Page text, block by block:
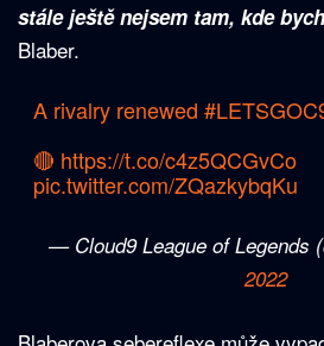
stále ještě nejsem tam, kde
Blaber.
A rivalry renewed
🔴 https://t.co/c4z5QCGvCo
pic.twitter.com/ZQazkybqKu
— Cloud9 League of Legends
2022